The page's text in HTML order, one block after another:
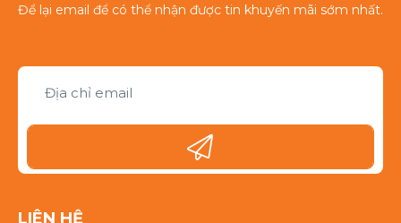
Để lại email để có thể nhận được tin khuyến mãi sớm nhất.
LIÊN HỆ